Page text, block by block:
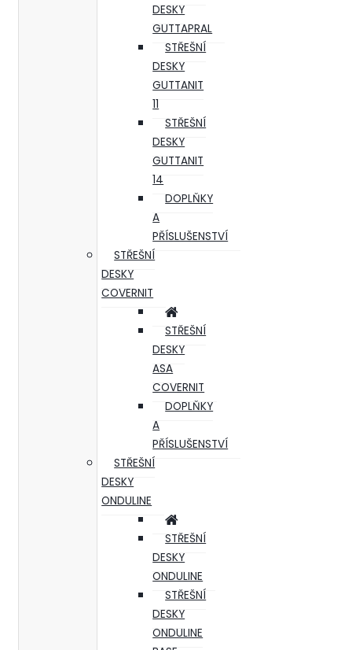
DESKY
GUTTAPRAL
STŘEŠNÍ
DESKY
GUTTANIT
11
STŘEŠNÍ
DESKY
GUTTANIT
14
DOPLŇKY
A
PŘÍSLUŠENSTVÍ
STŘEŠNÍ
DESKY
COVERNIT
STŘEŠNÍ
DESKY
ASA
COVERNIT
DOPLŇKY
A
PŘÍSLUŠENSTVÍ
STŘEŠNÍ
DESKY
ONDULINE
STŘEŠNÍ
DESKY
ONDULINE
STŘEŠNÍ
DESKY
ONDULINE